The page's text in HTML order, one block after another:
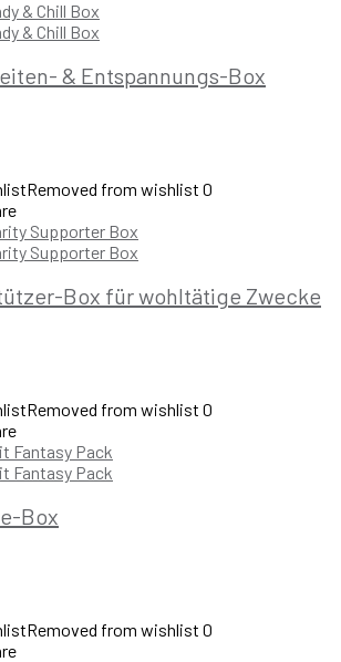
& Entspannungs-Box
Removed from wishlist 0
Box für wohltätige Zwecke
Removed from wishlist 0
Box
Removed from wishlist 0